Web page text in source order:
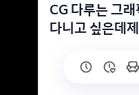
CG 다루는 그
다니고 싶은데